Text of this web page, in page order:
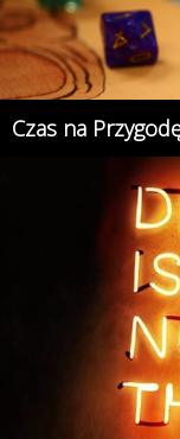
Przejdź
do
treści
Czas na